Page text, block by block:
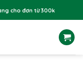
cho đơn từ 300k